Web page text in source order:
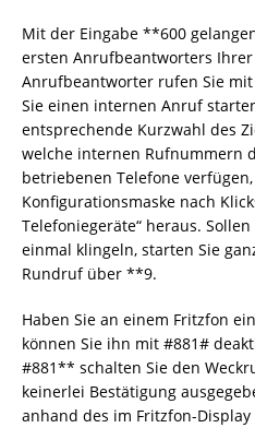
Mit der Eingabe **600
ersten Anrufbeantworters
Anrufbeantworter rufen Sie
Sie einen internen Anruf
entsprechende Kurzwahl des
welche internen Rufnummern
betriebenen Telefone
Konfigurationsmaske nach
Telefoniegeräte“ heraus.
einmal klingeln, starten Sie
Rundruf über **9.
Haben Sie an einem Fritzfon
können Sie ihn mit #881#
#881** schalten Sie den
keinerlei Bestätigung
anhand des im Fritzfon-Display